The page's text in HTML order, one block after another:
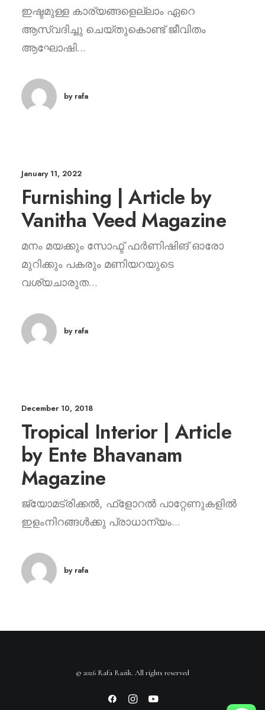
ഇഷ്ടമുള്ള കാര്യങ്ങളെല്ലാം ഏറെ
ആസ്വദിച്ചു ചെയ്തുകൊണ്ട് ജീവിതം
ആഘോഷി...
by rafa
January 11, 2022
Furnishing | Article by
Vanitha Veed Magazine
മനം മയക്കും സോഫ്ട് ഫർണിഷിങ് ഓരോ
മുറിക്കും പകരും മണിയറയുടെ
വശ്യചാരുത...
by rafa
December 10, 2018
Tropical Interior | Article
by Ente Bhavanam
Magazine
ജ്യോമട്രിക്കൽ, ഫ്ളോറൽ പാറ്റേണുകളിൽ
ഇളംനിറങ്ങൾക്കു പ്രാധാന്യം...
by rafa
© 2026 Rafa Razik. All rights reserved